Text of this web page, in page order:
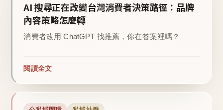
AI 搜尋正在改變台灣消費者決策路徑：品牌
內容策略怎麼轉
消費者改用 ChatGPT 找推薦，你在答案裡嗎？
閱讀全文